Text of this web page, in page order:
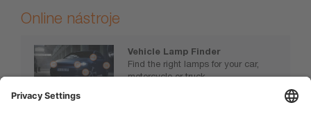
Online nástroje
Vehicle Lamp Finder
Find the right lamps for your car,
motorcycle or truck.